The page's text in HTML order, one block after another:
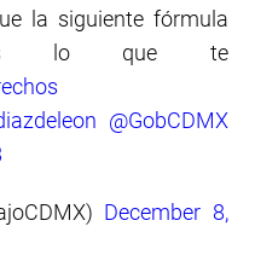
la siguiente fórmula
lo que te
@GobCDMX
December 8,